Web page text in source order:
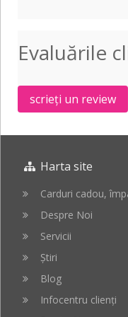
Evaluările
scrieți un review
Harta site
Carduri cadou,
Despre Noi
Servicii
Știri
Blog
Infocentru clienți